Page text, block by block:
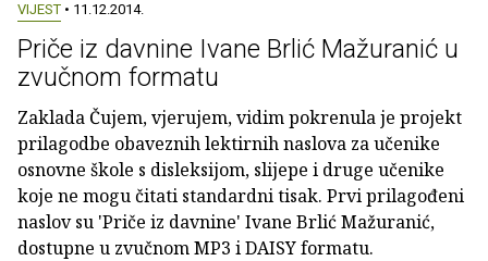
VIJEST • 11.12.2014.
Priče iz davnine Ivane Brlić Mažuranić u
zvučnom formatu
Zaklada Čujem, vjerujem, vidim pokrenula je projekt
prilagodbe obaveznih lektirnih naslova za učenike
osnovne škole s disleksijom, slijepe i druge učenike
koje ne mogu čitati standardni tisak. Prvi prilagođeni
naslov su 'Priče iz davnine' Ivane Brlić Mažuranić,
dostupne u zvučnom MP3 i DAISY formatu.